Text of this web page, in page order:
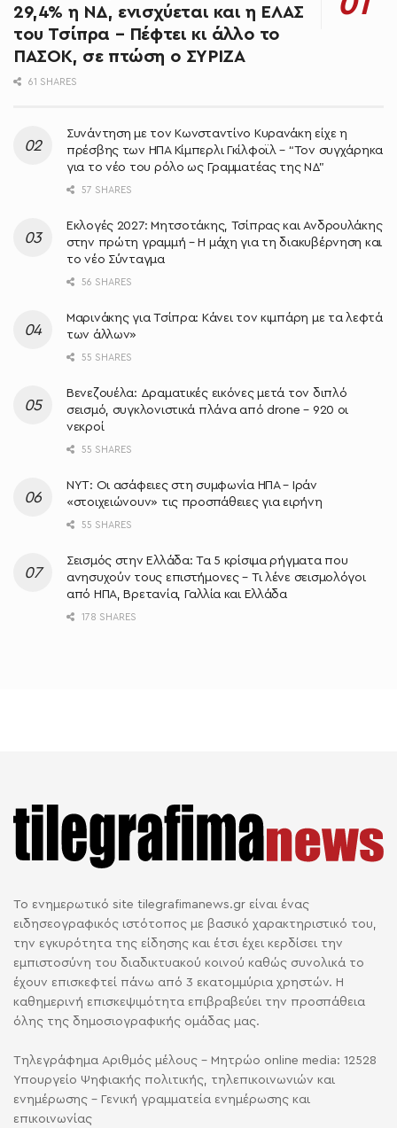
29,4% η ΝΔ, ενισχύεται και η ΕΛΑΣ
του Τσίπρα – Πέφτει κι άλλο το
ΠΑΣΟΚ, σε πτώση ο ΣΥΡΙΖΑ
61 SHARES
Συνάντηση με τον Κωνσταντίνο Κυρανάκη είχε η
πρέσβης των ΗΠΑ Κίμπερλι Γκίλφοϊλ – “Τον συγχάρηκα
για το νέο του ρόλο ως Γραμματέας της ΝΔ”
57 SHARES
Εκλογές 2027: Μητσοτάκης, Τσίπρας και Ανδρουλάκης
στην πρώτη γραμμή – Η μάχη για τη διακυβέρνηση και
το νέο Σύνταγμα
56 SHARES
Μαρινάκης για Τσίπρα: Κάνει τον κιμπάρη με τα λεφτά
των άλλων»
55 SHARES
Βενεζουέλα: Δραματικές εικόνες μετά τον διπλό
σεισμό, συγκλονιστικά πλάνα από drone – 920 οι
νεκροί
55 SHARES
NYT: Οι ασάφειες στη συμφωνία ΗΠΑ – Ιράν
«στοιχειώνουν» τις προσπάθειες για ειρήνη
55 SHARES
Σεισμός στην Ελλάδα: Τα 5 κρίσιμα ρήγματα που
ανησυχούν τους επιστήμονες – Τι λένε σεισμολόγοι
από ΗΠΑ, Βρετανία, Γαλλία και Ελλάδα
178 SHARES
Το ενημερωτικό site tilegrafimanews.gr είναι ένας
ειδησεογραφικός ιστότοπος με βασικό χαρακτηριστικό του,
την εγκυρότητα της είδησης και έτσι έχει κερδίσει την
εμπιστοσύνη του διαδικτυακού κοινού καθώς συνολικά το
έχουν επισκεφτεί πάνω από 3 εκατομμύρια χρηστών. Η
καθημερινή επισκεψιμότητα επιβραβεύει την προσπάθεια
όλης της δημοσιογραφικής ομάδας μας.
Τηλεγράφημα Αριθμός μέλους - Μητρώο online media: 12528
Υπουργείο Ψηφιακής πολιτικής, τηλεπικοινωνιών και
ενημέρωσης - Γενική γραμματεία ενημέρωσης και
επικοινωνίας